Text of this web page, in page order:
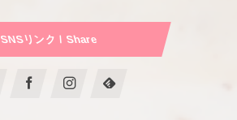
SNSリンク / Share